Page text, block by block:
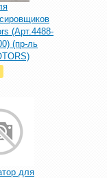
(Арт.4488-
(пр-ль
для